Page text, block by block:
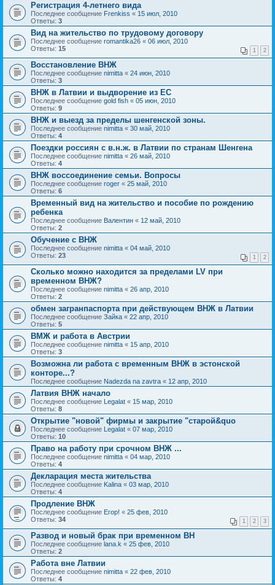
Регистрация 4-летнего вида
Последнее сообщение Frenkiss « 15 июл, 2010
Ответы: 3
Вид на жительство по трудовому договору
Последнее сообщение romantika26 « 06 июл, 2010
Ответы: 15 1 2
Восстановление ВНЖ
Последнее сообщение nimitta « 24 июн, 2010
Ответы: 3
ВНЖ в Латвии и выдворение из ЕС
Последнее сообщение gold fish « 05 июн, 2010
Ответы: 9
ВНЖ и выезд за пределы шенгенской зоны.
Последнее сообщение nimitta « 30 май, 2010
Ответы: 4
Поездки россиян с в.н.ж. в Латвии по странам Шенгена
Последнее сообщение nimitta « 26 май, 2010
Ответы: 4
ВНЖ воссоединение семьи. Вопросы
Последнее сообщение roger « 25 май, 2010
Ответы: 6
Временный вид на жительство и пособие по рождению
ребенка
Последнее сообщение Валентин « 12 май, 2010
Ответы: 2
Обучение с ВНЖ
Последнее сообщение nimitta « 04 май, 2010
Ответы: 23 1 2
Сколько можно находится за пределами LV при
временном ВНЖ?
Последнее сообщение nimitta « 26 апр, 2010
Ответы: 2
обмен загранпаспорта при действующем ВНЖ в Латвии
Последнее сообщение Зайка « 22 апр, 2010
Ответы: 5
ВМЖ и работа в Австрии
Последнее сообщение nimitta « 15 апр, 2010
Ответы: 3
Возможна ли работа с временным ВНЖ в эстонской
конторе...?
Последнее сообщение Nadezda na zavtra « 12 апр, 2010
Латвия ВНЖ начало
Последнее сообщение Legalat « 15 мар, 2010
Ответы: 8
Открытие "новой" фирмы и закрытие "старой&quo
Последнее сообщение Legalat « 07 мар, 2010
Ответы: 10
Право на работу при срочном ВНЖ ...
Последнее сообщение nimitta « 04 мар, 2010
Ответы: 4
Декларация места жительства
Последнее сообщение Kalina « 03 мар, 2010
Ответы: 4
Продление ВНЖ
Последнее сообщение Егор! « 25 фев, 2010
Ответы: 34 1 2 3
Развод и новый брак при временном ВН
Последнее сообщение lana.k « 25 фев, 2010
Ответы: 2
Работа вне Латвии
Последнее сообщение nimitta « 22 фев, 2010
Ответы: 4